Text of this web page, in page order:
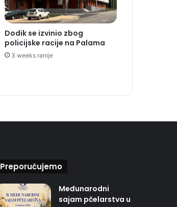
Dodik se izvinio zbog
policijske racije na Palama
3 weeks ranije
Preporučujemo
Međunarodni
sajam pčelarstva u